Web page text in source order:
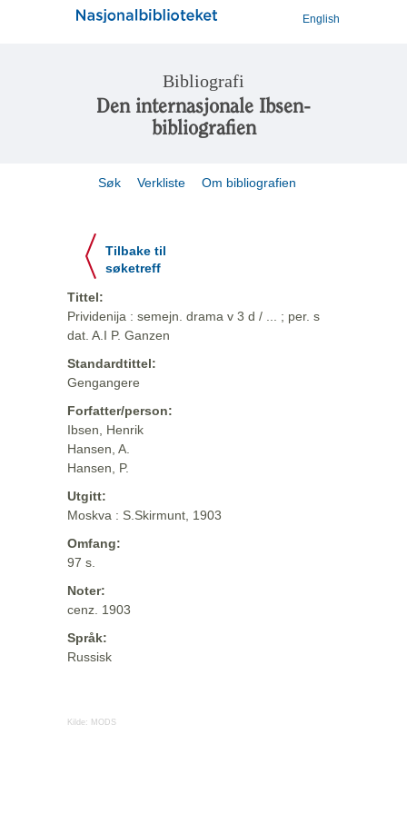
English
Bibliografi
Den internasjonale Ibsen-
bibliografien
Søk Verkliste Om bibliografien
Tilbake til
søketreff
Tittel:
Prividenija : semejn. drama v 3 d / ... ; per. s
dat. A.I P. Ganzen
Standardtittel:
Gengangere
Forfatter/person:
Ibsen, Henrik
Hansen, A.
Hansen, P.
Utgitt:
Moskva : S.Skirmunt, 1903
Omfang:
97 s.
Noter:
cenz. 1903
Språk:
Russisk
Kilde: MODS